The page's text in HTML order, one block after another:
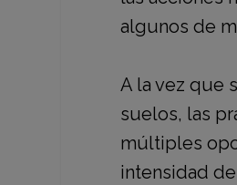
algunos de
A la vez que
suelos, las
múltiples
intensidad